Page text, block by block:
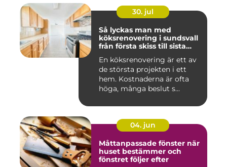
30. jul
Så lyckas man med
köksrenovering i sundsvall
från första skiss till sista
En köksrenovering är ett av
de största projekten i ett
hem. Kostnaderna är ofta
höga, många beslut s...
04. jun
Måttanpassade fönster när
huset bestämmer och
fönstret följer efter